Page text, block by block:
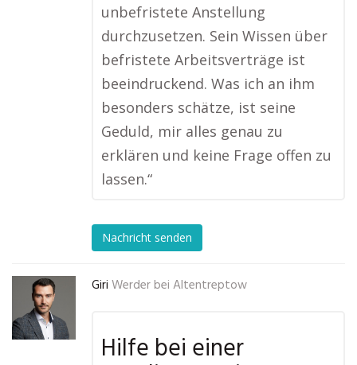
unbefristete Anstellung
durchzusetzen. Sein Wissen über
befristete Arbeitsverträge ist
beeindruckend. Was ich an ihm
besonders schätze, ist seine
Geduld, mir alles genau zu
erklären und keine Frage offen zu
lassen.“
Nachricht senden
Giri Werder bei Altentreptow
Hilfe bei einer